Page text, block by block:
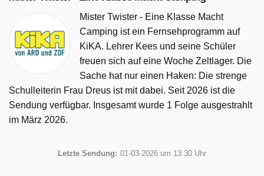
Mister Twister - Eine Klasse Macht
Camping ist ein Fernsehprogramm auf
KiKA. Lehrer Kees und seine Schüler
freuen sich auf eine Woche Zeltlager. Die
Sache hat nur einen Haken: Die strenge
Schulleiterin Frau Dreus ist mit dabei. Seit 2026 ist die
Sendung verfügbar. Insgesamt wurde 1 Folge ausgestrahlt
im März 2026.
Letzte Sendung: 01-03-2026 um 13:30 Uhr